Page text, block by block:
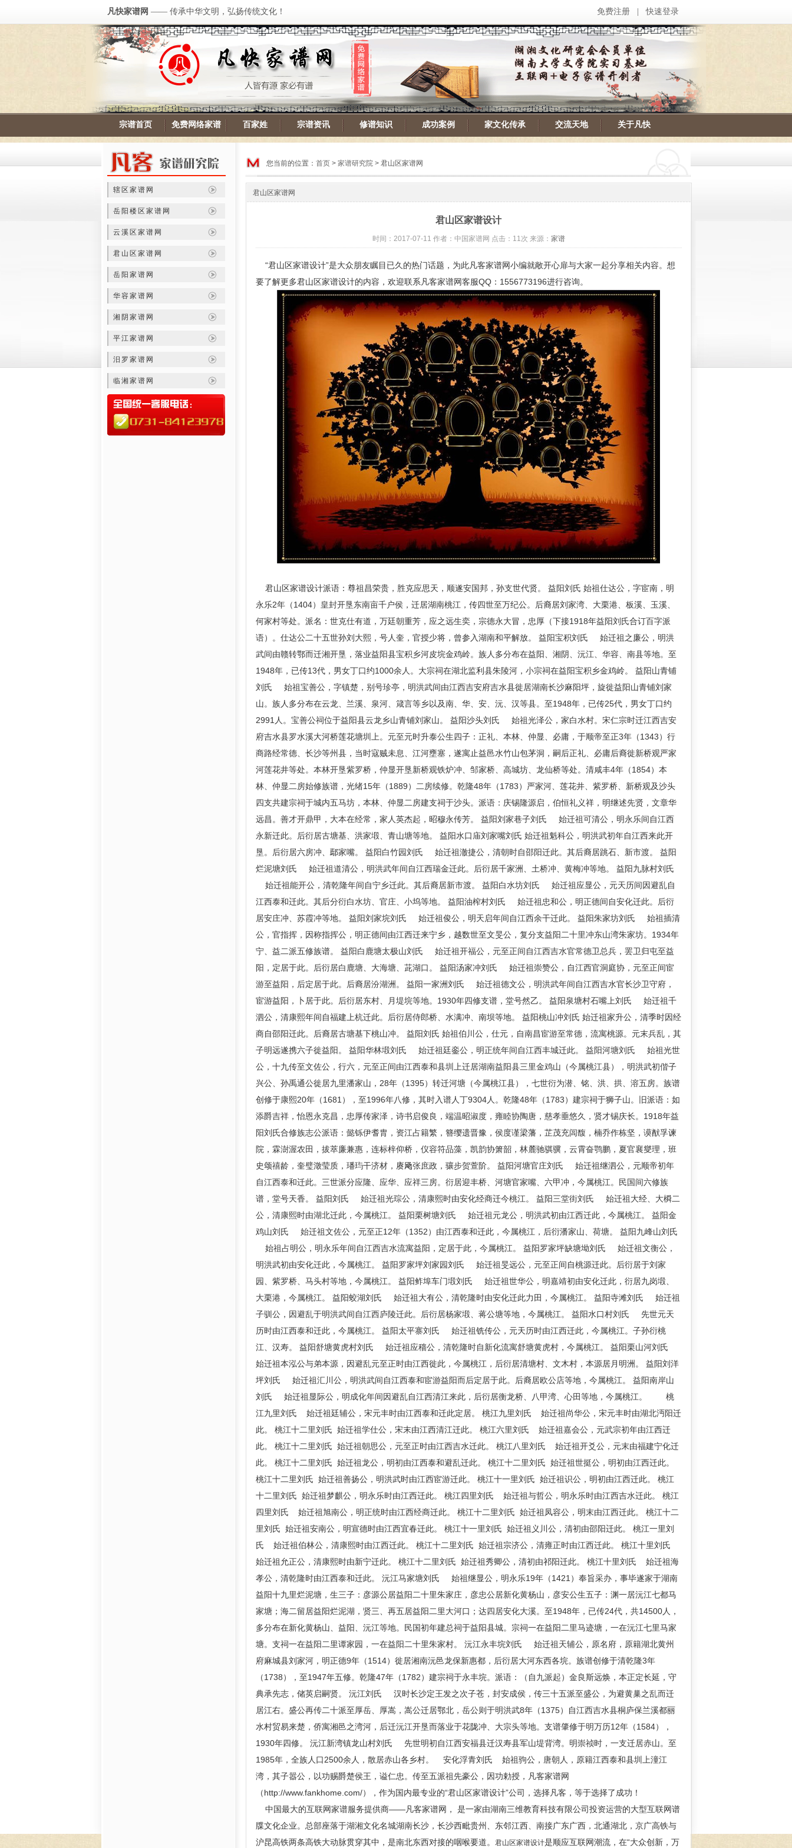
凡快家谱网 —— 传承中华文明，弘扬传统文化！ 免费注册 |快速登录
宗谱首页 免费网络家谱 百家姓 宗谱资讯 修谱知识 成功案例 家文化传承 交流天地 关于凡快
辖区家谱网
岳阳楼区家谱网
云溪区家谱网
君山区家谱网
岳阳家谱网
华容家谱网
湘阴家谱网
平江家谱网
汨罗家谱网
临湘家谱网
您当前的位置： 首页 > 家谱研究院 > 君山区家谱网
君山区家谱网
君山区家谱设计
时间：2017-07-11 作者：中国家谱网 点击：11次 来源： 家谱
“君山区家谱设计”是大众朋友瞩目已久的热门话题，为此凡客家谱网小编就敞开心扉与大家一起分享相关内容。想
要了解更多君山区家谱设计的内容，欢迎联系凡客家谱网客服QQ：1556773196进行咨询。
君山区家谱设计派语：尊祖昌荣贵，胜克应思天，顺遂安国邦，孙支世代贤。 益阳刘氏 始祖仕达公，字宦南，明
永乐2年（1404）皇封开垦东南亩千户侯，迁居湖南桃江，传四世至万纪公。后裔居刘家湾、大栗港、板溪、玉溪、
何家村等处。派名：世克仕有道，万廷朝重芳，应之远生奕，宗德永大冒，忠厚（下接1918年益阳刘氏合订百字派
语）。仕达公二十五世孙刘大熙，号人奎，官授少将，曾参入湖南和平解放。 益阳宝积刘氏 始迁祖之廉公，明洪
武间由赣转鄂而迁湘开垦，落业益阳县宝积乡河皮垸金鸡岭。族人多分布在益阳、湘阴、沅江、华容、南县等地。至
1948年，已传13代，男女丁口约1000余人。大宗祠在湖北监利县朱陵河，小宗祠在益阳宝积乡金鸡岭。 益阳山青铺
刘氏 始祖宝善公，字镇楚，别号珍亭，明洪武间由江西吉安府吉水县徙居湖南长沙麻阳坪，旋徙益阳山青铺刘家
山。族人多分布在云龙、兰溪、泉河、箴言等乡以及南、华、安、沅、汉等县。至1948年，已传25代，男女丁口约
2991人。宝善公祠位于益阳县云龙乡山青铺刘家山。 益阳沙头刘氏 始祖光泽公，家白水村。宋仁宗时迁江西吉安
府吉水县罗水溪大河桥莲花塘圳上。元至元时升泰公生四子：正礼、本林、仲显、必庸，于顺帝至正3年（1343）行
商路经常德、长沙等州县，当时寇贼未息、江河壅塞，遂寓止益邑水竹山包茅洞，嗣后正礼、必庸后裔徙新桥观严家
河莲花井等处。本林开垦紫罗桥，仲显开垦新桥观铁炉冲、邹家桥、高城坊、龙仙桥等处。清咸丰4年（1854）本
林、仲显二房始修族谱，光绪15年（1889）二房续修。乾隆48年（1783）严家河、莲花井、紫罗桥、新桥观及沙头
四支共建宗祠于城内五马坊，本林、仲显二房建支祠于沙头。派语：庆锡隆源启，伯恒礼义祥，明继述先贤，文章华
远昌。善才开鼎甲，大本在经常，家人英杰起，昭穆永传芳。 益阳刘家巷子刘氏 始迁祖可清公，明永乐间自江西
永新迁此。后衍居古塘基、洪家塅、青山塘等地。 益阳水口庙刘家嘴刘氏 始迁祖魁科公，明洪武初年自江西来此开
垦。后衍居六房冲、鄢家嘴。 益阳白竹园刘氏 始迁祖澈捷公，清朝时自邵阳迁此。其后裔居跳石、新市渡。 益阳
烂泥塘刘氏 始迁祖道清公，明洪武年间自江西瑞金迁此。后衍居千家洲、土桥冲、黄梅冲等地。 益阳九脉村刘氏
始迁祖能开公，清乾隆年间自宁乡迁此。其后裔居新市渡。 益阳白水坊刘氏 始迁祖应显公，元天历间因避乱自
江西泰和迁此。其后分衍白水坊、官庄、小坞等地。 益阳油榨村刘氏 始迁祖忠和公，明正德间自安化迁此。后衍
居安庄冲、苏霞冲等地。 益阳刘家垸刘氏 始迁祖俊公，明天启年间自江西余干迁此。 益阳朱家坊刘氏 始祖插清
公，官指挥，因称指挥公，明正德间由江西迁来宁乡，越数世至文旻公，复分支益阳二十里冲东山湾朱家坊。1934年
宁、益二派五修族谱。 益阳白鹿塘太极山刘氏 始迁祖开福公，元至正间自江西吉水官常德卫总兵，罢卫归屯至益
阳，定居于此。后衍居白鹿塘、大海塘、茈湖口。 益阳汤家冲刘氏 始迁祖崇赞公，自江西官洞庭协，元至正间宦
游至益阳，后定居于此。后裔居汾湖洲。 益阳一家洲刘氏 始迁祖德文公，明洪武年间自江西吉水官长沙卫守府，
宦游益阳，卜居于此。后衍居东村、月堤垸等地。1930年四修支谱，堂号然乙。 益阳泉塘村石嘴上刘氏 始迁祖千
泗公，清康熙年间自福建上杭迁此。后衍居侍郎桥、水满冲、南坝等地。 益阳桃山冲刘氏 始迁祖家升公，清季时因经
商自邵阳迁此。后裔居古塘基下桃山冲。 益阳刘氏 始祖伯川公，仕元，自南昌宦游至常德，流寓桃源。元末兵乱，其
子明远遂携六子徙益阳。 益阳华林塅刘氏 始迁祖廷銮公，明正统年间自江西丰城迁此。 益阳河塘刘氏 始祖光世
公，十九传至文佐公，行六，元至正间由江西泰和县圳上迁居湖南益阳县三里金鸡山（今属桃江县），明洪武初偕子
兴公、孙禹通公徙居九里潘家山，28年（1395）转迁河塘（今属桃江县），七世衍为潜、铭、洪、拱、溶五房。族谱
创修于康熙20年（1681），至1996年八修，其时入谱人丁9304人。乾隆48年（1783）建宗祠于狮子山。旧派语：如
添爵吉祥，怡恩永克昌，忠厚传家泽，诗书启俊良，端温昭淑度，雍睦协陶唐，慈孝垂悠久，贤才锡庆长。1918年益
阳刘氏合修族志公派语：懿铄伊耆胄，资江占籍繁，簪缨遗晋豫，侯度谨梁藩，芷茂充闾馥，楠乔作栋坚，谟猷孚谏
院，霖澍渥农田，拔萃廉兼惠，连标梓仰桥，仪容符品藻，凯韵协箫韶，林麓驰骐骥，云霄奋鹗鹏，夏官襄燮理，班
史颂禧龄，奎璧澂莹质，璠玙干济材，赓飏张庶政，骧步贺萱阶。 益阳河塘官庄刘氏 始迁祖继泗公，元顺帝初年
自江西泰和迁此。三世派分应隆、应华、应祥三房。衍居迎丰桥、河塘官家嘴、六甲冲，今属桃江。民国间六修族
谱，堂号天香。 益阳刘氏 始迁祖光琮公，清康熙时由安化经商迁今桃江。 益阳三堂街刘氏 始迁祖大经、大橓二
公，清康熙时由湖北迁此，今属桃江。 益阳栗树塘刘氏 始迁祖元龙公，明洪武初由江西迁此，今属桃江。 益阳金
鸡山刘氏 始迁祖文佐公，元至正12年（1352）由江西泰和迁此，今属桃江，后衍潘家山、荷塘。 益阳九峰山刘氏
始祖占明公，明永乐年间自江西吉水流寓益阳，定居于此，今属桃江。 益阳罗家坪缺塘坳刘氏 始迁祖文衡公，
明洪武初由安化迁此，今属桃江。 益阳罗家坪刘家园刘氏 始迁祖旻远公，元至正间自桃源迁此。后衍居于刘家
园、紫罗桥、马头村等地，今属桃江。 益阳鲊埠车门塅刘氏 始迁祖世华公，明嘉靖初由安化迁此，衍居九岗塅、
大栗港，今属桃江。 益阳蛟湖刘氏 始迁祖大有公，清乾隆时由安化迁此力田，今属桃江。 益阳寺滩刘氏 始迁祖
子驯公，因避乱于明洪武间自江西庐陵迁此。后衍居杨家塅、蒋公塘等地，今属桃江。 益阳水口村刘氏 先世元天
历时由江西泰和迁此，今属桃江。 益阳太平寨刘氏 始迁祖铣传公，元天历时由江西迁此，今属桃江。子孙衍桃
江、汉寿。 益阳舒塘黄虎村刘氏 始迁祖应穑公，清乾隆时自新化流寓舒塘黄虎村，今属桃江。 益阳栗山河刘氏
始迁祖本泓公与弟本源，因避乱元至正时由江西徙此，今属桃江，后衍居清塘村、文木村，本源居月明洲。 益阳刘洋
坪刘氏 始迁祖汇川公，明洪武间自江西泰和宦游益阳而后定居于此。后裔居欧公店等地，今属桃江。 益阳南岸山
刘氏 始迁祖显际公，明成化年间因避乱自江西清江来此，后衍居衡龙桥、八甲湾、心田等地，今属桃江。 桃
江九里刘氏 始迁祖廷辅公，宋元丰时由江西泰和迁此定居。 桃江九里刘氏 始迁祖尚华公，宋元丰时由湖北沔阳迁
此。 桃江十二里刘氏 始迁祖学仕公，宋末由江西清江迁此。 桃江六里刘氏 始迁祖嘉会公，元武宗初年由江西迁
此。 桃江十二里刘氏 始迁祖朝思公，元至正时由江西吉水迁此。 桃江八里刘氏 始迁祖开爻公，元末由福建宁化迁
此。 桃江十二里刘氏 始迁祖龙公，明初由江西泰和避乱迁此。 桃江十二里刘氏 始迁祖世挺公，明初由江西迁此。
桃江十二里刘氏 始迁祖善扬公，明洪武时由江西宦游迁此。 桃江十一里刘氏 始迁祖识公，明初由江西迁此。 桃江
十二里刘氏 始迁祖梦麒公，明永乐时由江西迁此。 桃江四里刘氏 始迁祖与哲公，明永乐时由江西吉水迁此。 桃江
四里刘氏 始迁祖旭南公，明正统时由江西经商迁此。 桃江十二里刘氏 始迁祖凤容公，明末由江西迁此。 桃江十二
里刘氏 始迁祖安南公，明宣德时由江西宜春迁此。 桃江十一里刘氏 始迁祖义川公，清初由邵阳迁此。 桃江一里刘
氏 始迁祖伯林公，清康熙时由江西迁此。 桃江十二里刘氏 始迁祖宗济公，清雍正时由江西迁此。 桃江十里刘氏
始迁祖允正公，清康熙时由新宁迁此。 桃江十二里刘氏 始迁祖秀卿公，清初由祁阳迁此。 桃江十里刘氏 始迁祖海
孝公，清乾隆时由江西泰和迁此。 沅江马家塘刘氏 始祖继显公，明永乐19年（1421）奉旨采办，事毕遂家于湖南
益阳十九里烂泥塘，生三子：彦源公居益阳二十里朱家庄，彦忠公居新化黄杨山，彦安公生五子：渊一居沅江七都马
家塘；海二留居益阳烂泥湖，贤三、再五居益阳二里大河口；达四居安化大溪。至1948年，已传24代，共14500人，
多分布在新化黄杨山、益阳、沅江等地。民国初年建总祠于益阳县城。宗祠一在益阳二里马迹塘，一在沅江七里马家
塘。支祠一在益阳二里谭家园，一在益阳二十里朱家村。 沅江永丰垸刘氏 始迁祖天辅公，原名府，原籍湖北黄州
府麻城县刘家河，明正德9年（1514）徙居湘南沅邑龙保新惠都，后衍居大河东西各垸。族谱创修于清乾隆3年
（1738），至1947年五修。乾隆47年（1782）建宗祠于永丰垸。派语：（自九派起）金良斯远焕，本正定长延，守
典承先志，储英启嗣贤。 沅江刘氏 汉时长沙定王发之次子苍，封安成侯，传三十五派至盛公，为避黄巢之乱而迁
居江右。盛公再传二十派至厚岳、厚嵩，嵩公迁居鄂北，岳公则于明洪武8年（1375）自江西吉水县桐庐保兰溪都丽
水村贸易来楚，侨寓湘邑之湾河，后迁沅江开垦而落业于花陇冲、大宗头等地。支谱肇修于明万历12年（1584），
1930年四修。 沅江新湾镇龙山村刘氏 先世明初自江西安福县迁汉寿县军山堤背湾。明崇祯时，一支迁居赤山。至
1985年，全族人口2500余人，散居赤山各乡村。 安化浮青刘氏 始祖驹公，唐朝人，原籍江西泰和县圳上潼江
湾，其子嚣公，以功赐爵楚侯王，谥仁忠。传至五派祖先豪公，因功勅授，凡客家谱网
（http://www.fankhome.com/），作为国内最专业的“君山区家谱设计”公司，选择凡客，等于选择了成功！
中国最大的互联网家谱服务提供商——凡客家谱网， 是一家由湖南三维教育科技有限公司投资运营的大型互联网谱
牒文化企业。总部座落于湖湘文化名城湖南长沙，长沙西毗贵州、东邻江西、南接广东广西，北通湖北，京广高铁与
沪昆高铁两条高铁大动脉贯穿其中，是南北东西对接的咽喉要道。君山区家谱设计是顺应互联网潮流，在“大众创新，万